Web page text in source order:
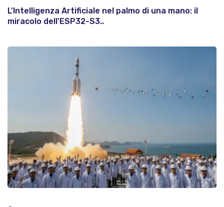
L'Intelligenza Artificiale nel palmo di una mano: il
miracolo dell'ESP32-S3..